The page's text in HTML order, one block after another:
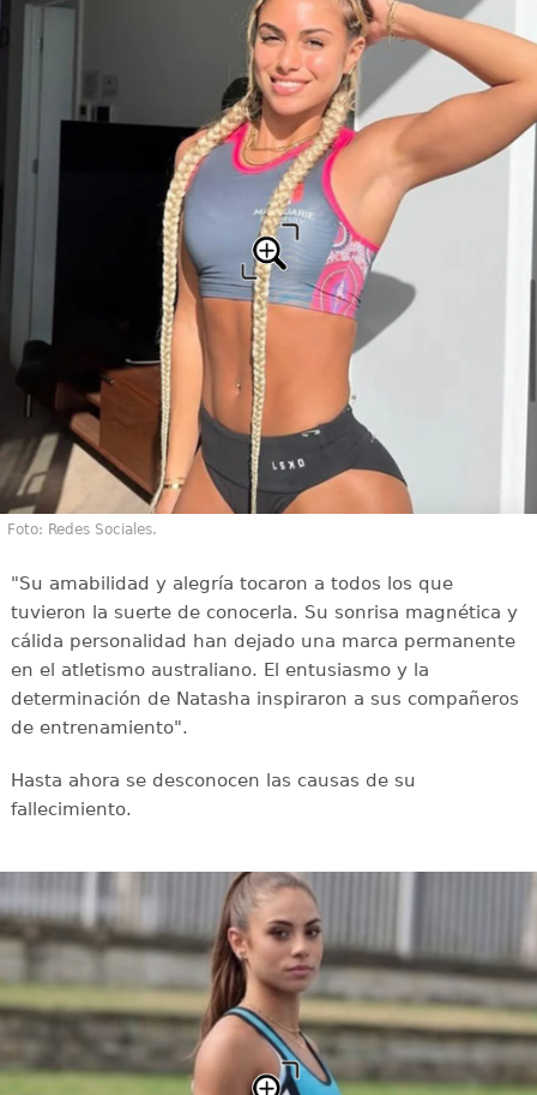
Foto: Redes Sociales.
"Su amabilidad y alegría tocaron a todos los que
tuvieron la suerte de conocerla. Su sonrisa magnética y
cálida personalidad han dejado una marca permanente
en el atletismo australiano. El entusiasmo y la
determinación de Natasha inspiraron a sus compañeros
de entrenamiento".
Hasta ahora se desconocen las causas de su
fallecimiento.